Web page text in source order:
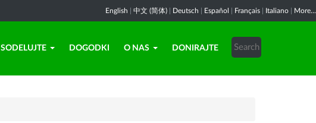
English 中文 (简体) Deutsch Español Français Italiano More...
SODELUJTE DOGODKI O NAS DONIRAJTE